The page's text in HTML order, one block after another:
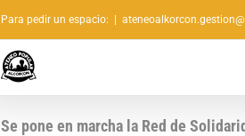
Para pedir un espacio:
Se pone en marcha la Red de